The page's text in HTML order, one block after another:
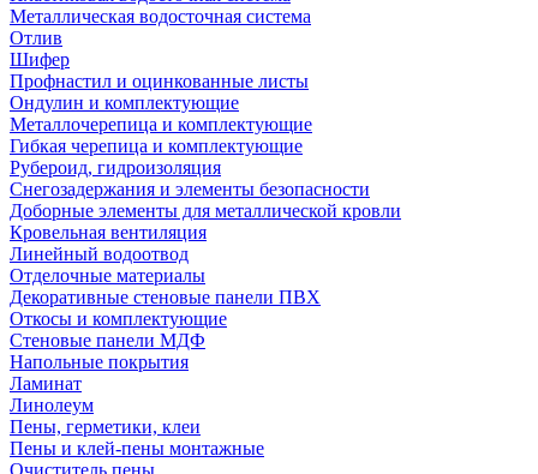
Металлическая водосточная система
Отлив
Шифер
Профнастил и оцинкованные листы
Ондулин и комплектующие
Металлочерепица и комплектующие
Гибкая черепица и комплектующие
Рубероид, гидроизоляция
Снегозадержания и элементы безопасности
Доборные элементы для металлической кровли
Кровельная вентиляция
Линейный водоотвод
Отделочные материалы
Декоративные стеновые панели ПВХ
Откосы и комплектующие
Стеновые панели МДФ
Напольные покрытия
Ламинат
Линолеум
Пены, герметики, клеи
Пены и клей-пены монтажные
Очиститель пены